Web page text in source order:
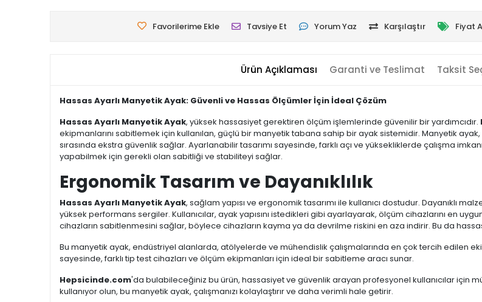
Favorilerime Ekle Tavsiye Et Yorum Yaz Karşılaştır Fiyat
Ürün Açıklaması Garanti ve Teslimat Taksit
Hassas Ayarlı Manyetik Ayak: Güvenli ve Hassas Ölçümler İçin İdeal Çözüm
Hassas Ayarlı Manyetik Ayak, yüksek hassasiyet gerektiren ölçüm işlemlerinde güvenilir bir yardımcıdır.
ekipmanlarını sabitlemek için kullanılan, güçlü bir manyetik tabana sahip bir ayak sistemidir. Manyetik
sırasında ekstra güvenlik sağlar. Ayarlanabilir tasarımı sayesinde, farklı açı ve yüksekliklerde çalışma
yapabilmek için gerekli olan sabitliği ve stabiliteyi sağlar.
Ergonomik Tasarım ve Dayanıklılık
Hassas Ayarlı Manyetik Ayak, sağlam yapısı ve ergonomik tasarımı ile kullanıcı dostudur. Dayanıklı
yüksek performans sergiler. Kullanıcılar, ayak yapısını istedikleri gibi ayarlayarak, ölçüm cihazlarını en
cihazların sabitlenmesini sağlar, böylece cihazların kayma ya da devrilme riskini en aza indirir. Bu da
Bu manyetik ayak, endüstriyel alanlarda, atölyelerde ve mühendislik çalışmalarında en çok tercih edilen
sayesinde, farklı tip test cihazları ve ölçüm ekipmanları için ideal bir sabitleme aracı sunar.
Hepsicinde.com'da bulabileceğiniz bu ürün, hassasiyet ve güvenlik arayan profesyonel kullanıcılar için
kullanıyor olun, bu manyetik ayak, çalışmanızı kolaylaştırır ve daha verimli hale getirir.